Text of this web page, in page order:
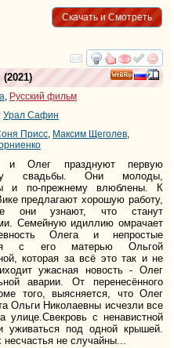
Скачать и Смотреть
смотреть
(2021)
, Русский фильм
: Урал Сафин
Присс, Максим Щеголев,
и Олег празднуют первую
свадьбы. Они молоды,
и по-прежнему влюблены. К
предлагают хорошую работу,
они узнают, что станут
Семейную идиллию омрачает
Олега и непростые
с его матерью Ольгой
которая за всё это так и не
ужасная новость - Олег
аварии. От перенесённого
того, выясняется, что Олег
Ольги Николаевны исчезли все
улице.Свекровь с ненавистной
уживаться под одной крышей.
не случайны...